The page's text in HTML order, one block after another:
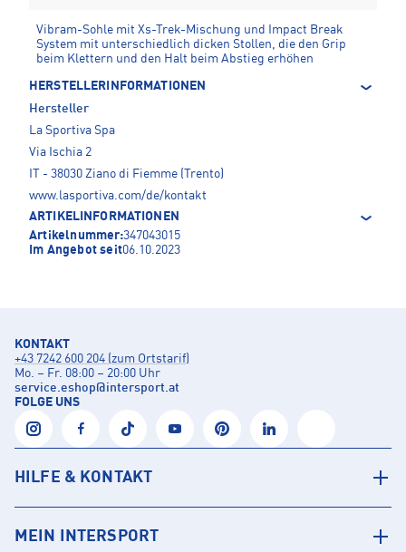
Vibram-Sohle mit Xs-Trek-Mischung und Impact Break
System mit unterschiedlich dicken Stollen, die den Grip
beim Klettern und den Halt beim Abstieg erhöhen
HERSTELLERINFORMATIONEN
Hersteller
La Sportiva Spa
Via Ischia 2
IT - 38030 Ziano di Fiemme (Trento)
www.lasportiva.com/de/kontakt
ARTIKELINFORMATIONEN
Artikelnummer:347043015
Im Angebot seit06.10.2023
KONTAKT
+43 7242 600 204 (zum Ortstarif)
Mo. – Fr. 08:00 – 20:00 Uhr
service.eshop@intersport.at
FOLGE UNS
HILFE & KONTAKT
MEIN INTERSPORT